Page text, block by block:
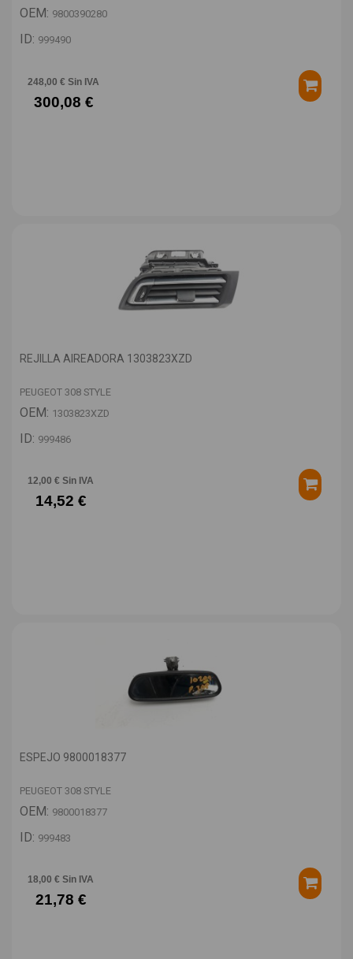
OEM: 9800390280
ID: 999490
248,00 € Sin IVA
300,08 €
REJILLA AIREADORA 1303823XZD
PEUGEOT 308 STYLE
OEM: 1303823XZD
ID: 999486
12,00 € Sin IVA
14,52 €
ESPEJO 9800018377
PEUGEOT 308 STYLE
OEM: 9800018377
ID: 999483
18,00 € Sin IVA
21,78 €